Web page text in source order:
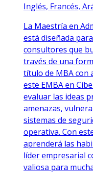
Inglés, Francés,
La Maestría en
está diseñada
consultores que
través de una
título de MBA con
este EMBA en
evaluar las ideas
amenazas,
sistemas de
operativa. Con
aprenderá las
líder empresarial
valiosa para